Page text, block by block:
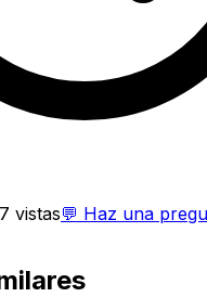
vistas💬 Haz una